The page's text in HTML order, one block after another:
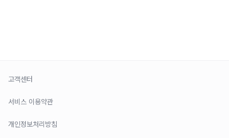
고객센터
서비스 이용약관
개인정보처리방침